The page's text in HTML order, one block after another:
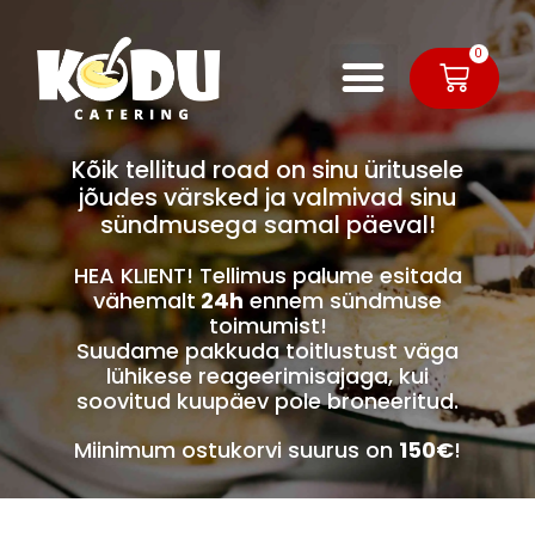
0
Kõik tellitud road on sinu üritusele
jõudes värsked ja valmivad sinu
sündmusega samal päeval!
HEA KLIENT! Tellimus palume esitada
vähemalt24hennem sündmuse
toimumist!
Suudame pakkuda toitlustust väga
lühikese reageerimisajaga, kui
soovitud kuupäev pole broneeritud.
Miinimum ostukorvi suurus on 150€!